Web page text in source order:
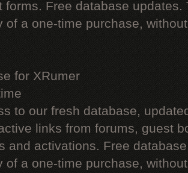
forms. Free database updates.
of a one-time purchase,
for XRumer
to our fresh database,
links from forums, guest
and activations. Free
of a one-time purchase,